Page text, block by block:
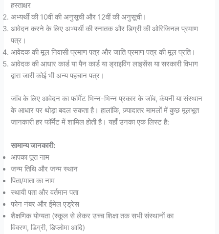
हस्ताक्षर
अभ्यर्थी की 10वीं की अनुसूची और 12वीं की अनुसूची।
आवेदन करने के लिए अभ्यर्थी की स्नातक और डिग्री की ओरिजिनल प्रमाण
पत्र।
आवेदक की मूल निवासी प्रमाण पत्र और जाति प्रमाण पत्र की मूल प्रति।
आवेदक की आधार कार्ड या पैन कार्ड या ड्राइविंग लाइसेंस या सरकारी विभाग
द्वारा जारी कोई भी अन्य पहचान पत्र।
जॉब के लिए आवेदन का फॉर्मेट भिन्न-भिन्न प्रकार के जॉब, कंपनी या संस्थान
के आधार पर थोड़ा बदल सकता है। हालांकि, ज़्यादातर मामलों में कुछ मूलभूत
जानकारी हर फॉर्मेट में शामिल होती है। यहाँ उनका एक लिस्ट है:
सामान्य जानकारी:
आपका पूरा नाम
जन्म तिथि और जन्म स्थान
पिता/माता का नाम
स्थायी पता और वर्तमान पता
फोन नंबर और ईमेल एड्रेस
शैक्षणिक योग्यता (स्कूल से लेकर उच्च शिक्षा तक सभी संस्थानों का
विवरण, डिग्री, डिप्लोमा आदि)